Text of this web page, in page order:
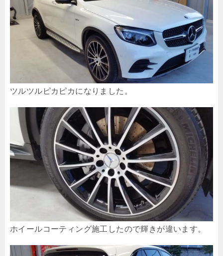
ツルツルピカピカになりました。
ホイールコーティング施工したので輝きが違います。